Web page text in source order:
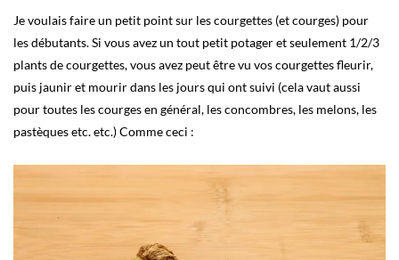
Je voulais faire un petit point sur les courgettes (et courges) pour
les débutants. Si vous avez un tout petit potager et seulement 1/2/3
plants de courgettes, vous avez peut être vu vos courgettes fleurir,
puis jaunir et mourir dans les jours qui ont suivi (cela vaut aussi
pour toutes les courges en général, les concombres, les melons, les
pastèques etc. etc.) Comme ceci :